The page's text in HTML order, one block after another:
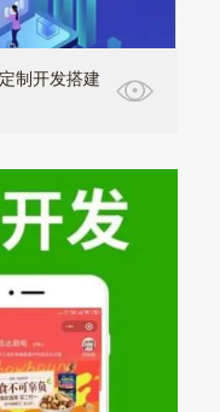
制开发搭建